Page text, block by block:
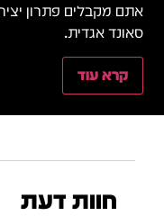
אתם מקבלים פתרון
סאונד אגדית.
קרא עוד
חוות דעת